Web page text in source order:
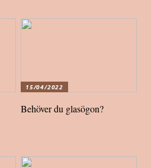
15/04/2022
Behöver du glasögon?